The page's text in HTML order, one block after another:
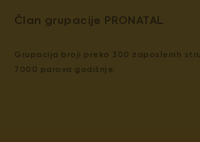
​​Član grupacije PRONATAL
Grupacija broji preko 300 zaposlenih
7000 parova godišnje.